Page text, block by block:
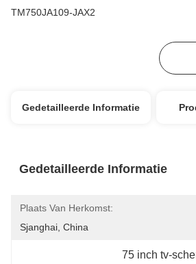
TM750JA109-JAX2
Gedetailleerde Informatie
Gedetailleerde Informatie
Plaats Van Herkomst:
Sjanghai, China
75 inch tv-